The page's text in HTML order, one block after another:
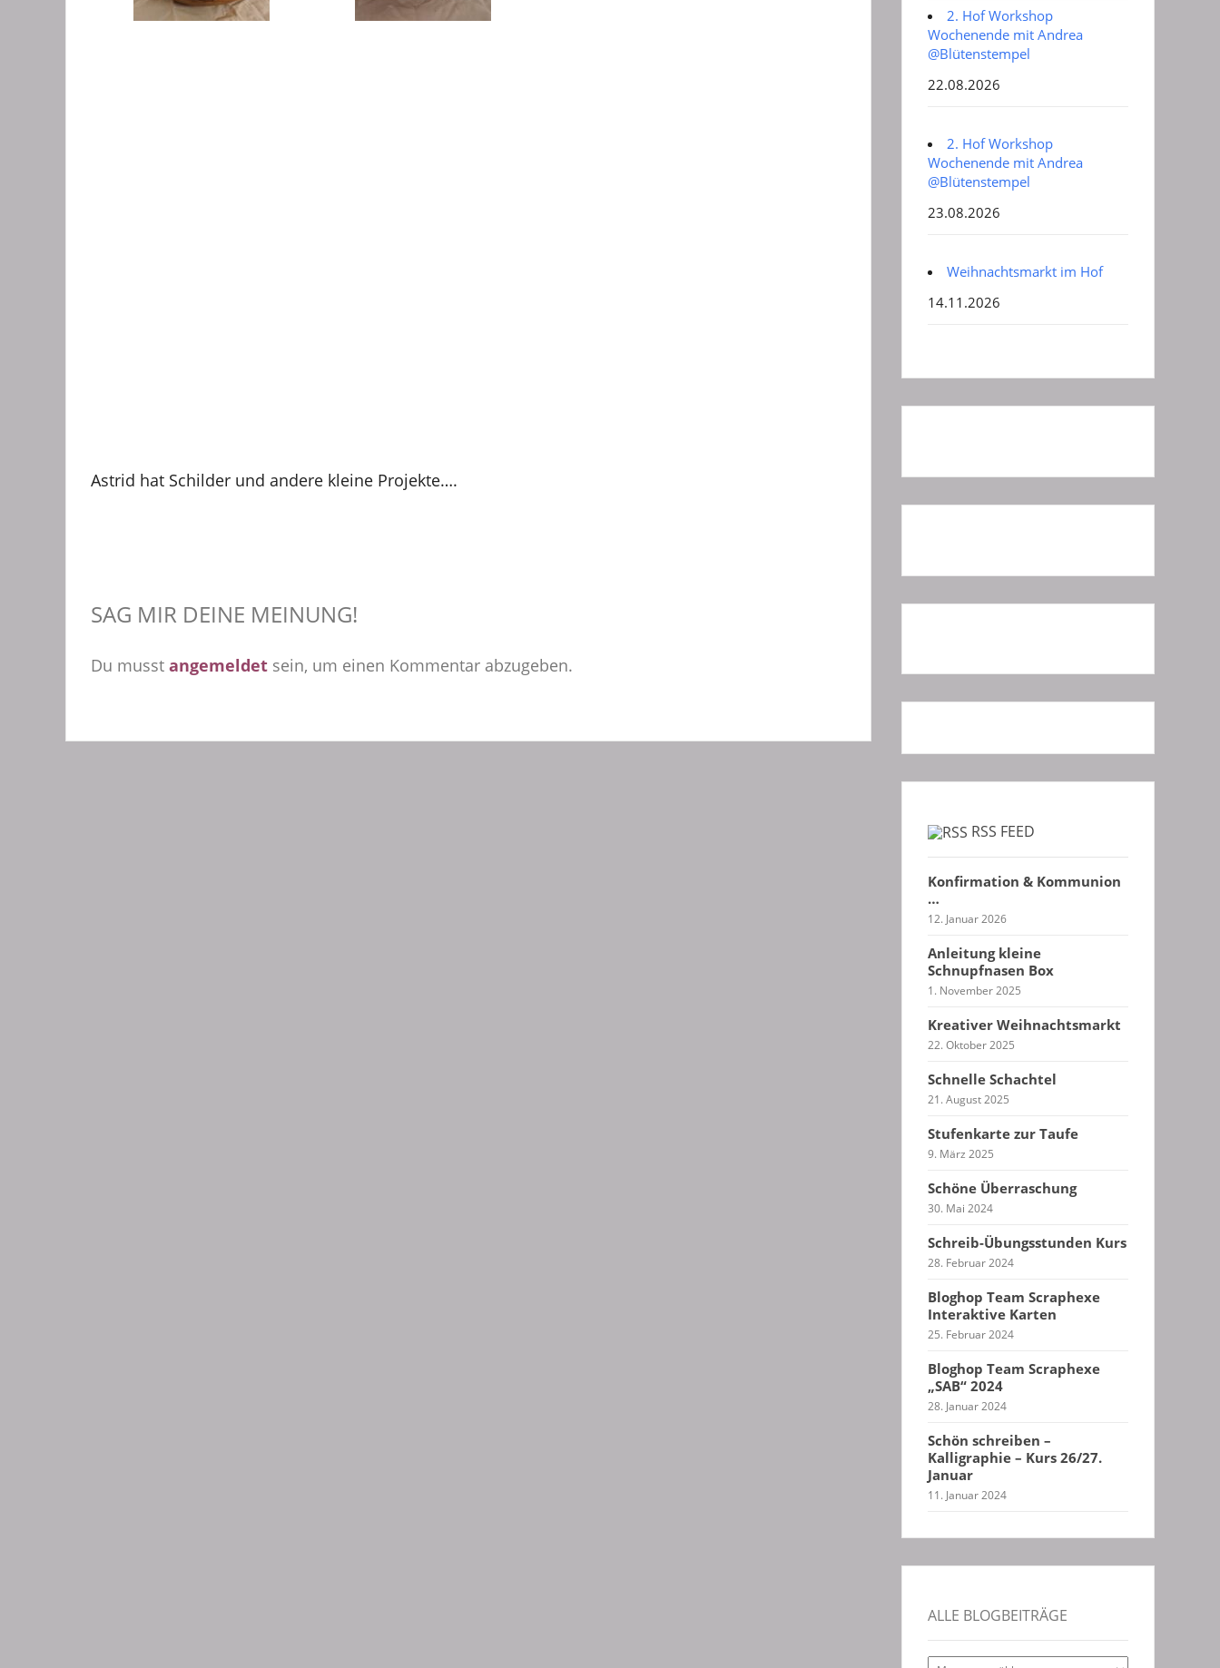
Astrid hat Schilder und andere kleine Projekte….
SAG MIR DEINE MEINUNG!
Du musst angemeldetsein, um einen Kommentar abzugeben.
2. Hof Workshop
Wochenende mit Andrea
@Blütenstempel
22.08.2026
2. Hof Workshop
Wochenende mit Andrea
@Blütenstempel
23.08.2026
Weihnachtsmarkt im Hof
14.11.2026
RSS FEED
Konfirmation & Kommunion
…
12. Januar 2026
Anleitung kleine
Schnupfnasen Box
1. November 2025
Kreativer Weihnachtsmarkt
22. Oktober 2025
Schnelle Schachtel
21. August 2025
Stufenkarte zur Taufe
9. März 2025
Schöne Überraschung
30. Mai 2024
Schreib-Übungsstunden Kurs
28. Februar 2024
Bloghop Team Scraphexe
Interaktive Karten
25. Februar 2024
Bloghop Team Scraphexe
„SAB“ 2024
28. Januar 2024
Schön schreiben –
Kalligraphie – Kurs 26/27.
Januar
11. Januar 2024
ALLE BLOGBEITRÄGE
Alle